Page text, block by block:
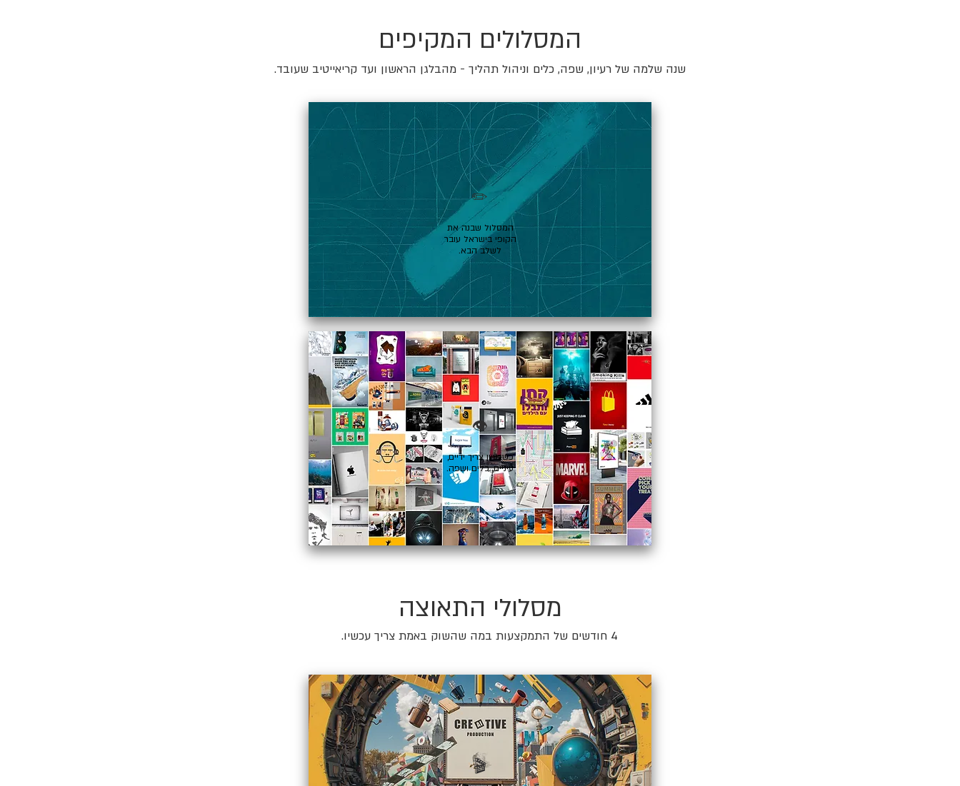
המסלולים המקיפים
שנה שלמה של רעיון, שפה, כלים וניהול תהליך - מהבלגן הראשון ועד קריאייטיב שעובד.
✏️
המסלול שבנה את
הקופי בישראל עובר
לשלב הבא.
👁️
כשרעיון צריך ידיים,
עיניים, כלים ושפה.
מסלולי התאוצה
4 חודשים של התמקצעות במה שהשוק באמת צריך עכשיו.
🎬